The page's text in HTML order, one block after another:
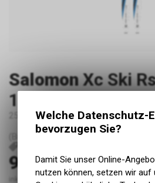
Salomon Xc Ski
144cm inkl.
25-40kg
(Bild kann vom Produkt abweichen)
90.00CHF
inkl. MwSt., zzgl. Versandkosten
Welche Datenschutz-
bevorzugen Sie?
Damit Sie unser Online-
nutzen können, setzen wir auf